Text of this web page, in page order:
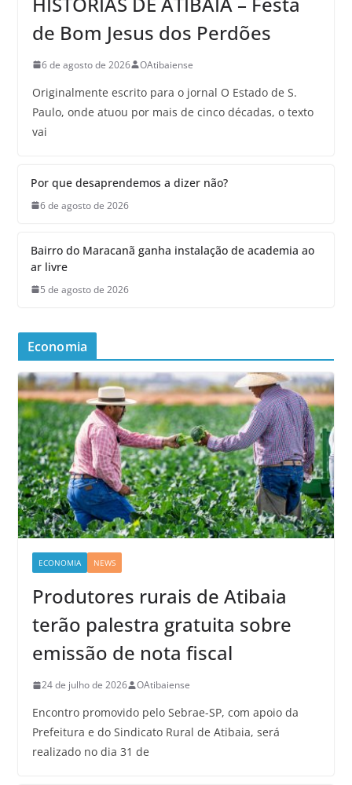
de Bom Jesus dos Perdões
6 de agosto de 2026 OAtibaiense
Originalmente escrito para o jornal O Estado de S.
Paulo, onde atuou por mais de cinco décadas, o texto
vai
Por que desaprendemos a dizer não?
6 de agosto de 2026
Bairro do Maracanã ganha instalação de academia ao
ar livre
5 de agosto de 2026
Economia
ECONOMIA NEWS
Produtores rurais de Atibaia
terão palestra gratuita sobre
emissão de nota fiscal
24 de julho de 2026 OAtibaiense
Encontro promovido pelo Sebrae-SP, com apoio da
Prefeitura e do Sindicato Rural de Atibaia, será
realizado no dia 31 de